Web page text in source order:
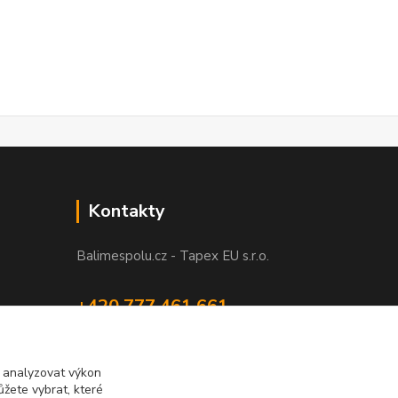
Kontakty
Balimespolu.cz - Tapex EU s.r.o.
+420 777 461 661
výkon
vybrat, které